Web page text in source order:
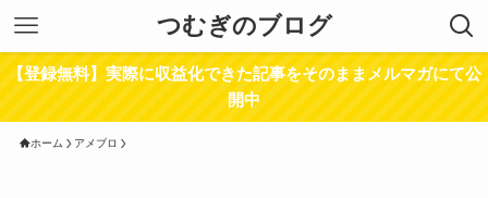
つむぎのブログ
【登録無料】実際に収益化できた記事をそのままメルマガにて公
開中
ホーム アメブロ